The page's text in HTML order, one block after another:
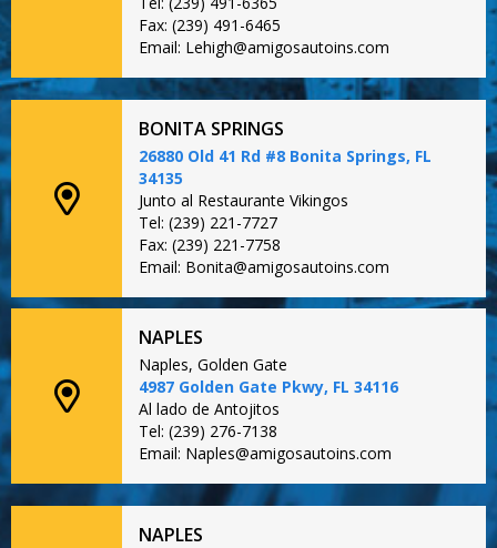
Fax: (239) 491-6465
Email: Lehigh@amigosautoins.com
BONITA SPRINGS
26880 Old 41 Rd #8 Bonita Springs, FL
34135
Junto al Restaurante Vikingos
Tel: (239) 221-7727
Fax: (239) 221-7758
Email: Bonita@amigosautoins.com
NAPLES
Naples, Golden Gate
4987 Golden Gate Pkwy, FL 34116
Al lado de Antojitos
Tel: (239) 276-7138
Email: Naples@amigosautoins.com
NAPLES